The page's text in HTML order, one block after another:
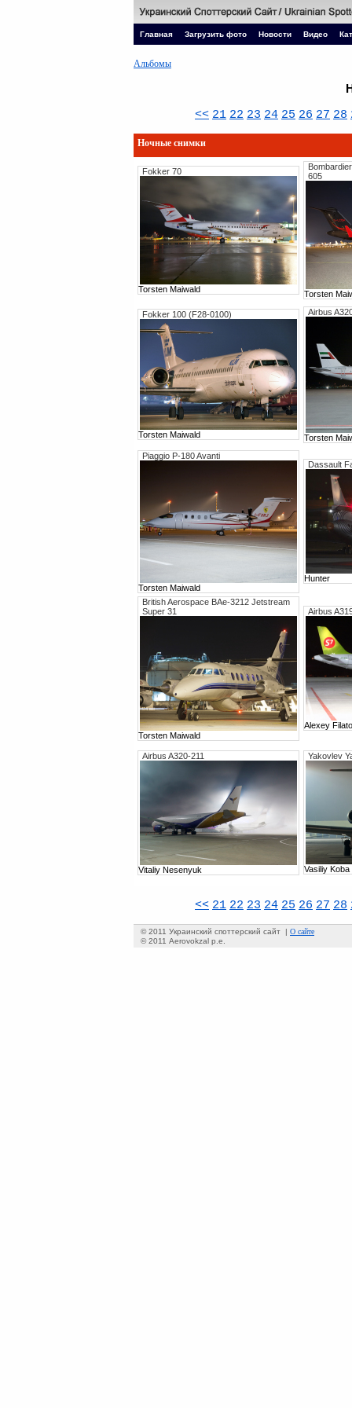
Главная Загрузить фото Новости Видео
Альбомы
<< 21 22 23 24 25 26 27 28
Ночные снимки
Fokker 70
Torsten Maiwald
605
Torsten
Fokker 100 (F28-0100)
Torsten Maiwald
Airbus
Torsten
Piaggio P-180 Avanti
Torsten Maiwald
Dassault
Hunter
British Aerospace BAe-3212 Jetstream
Super 31
Torsten Maiwald
Airbus
Alexey
Airbus A320-211
Vitaliy Nesenyuk
Yakovlev
Vasiliy Koba
<< 21 22 23 24 25 26 27 28
© 2011 Украинский споттерский сайт | О сайте
© 2011 Aerovokzal p.e.